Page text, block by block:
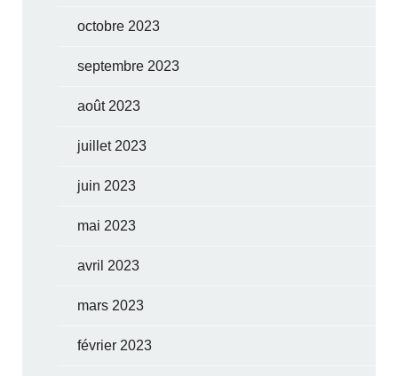
octobre 2023
septembre 2023
août 2023
juillet 2023
juin 2023
mai 2023
avril 2023
mars 2023
février 2023